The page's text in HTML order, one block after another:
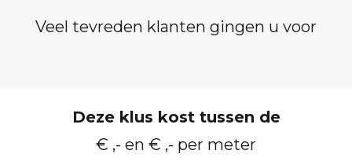
Veel tevreden klanten gingen u voor
Deze klus kost tussen de
€ ,- en € ,- per meter